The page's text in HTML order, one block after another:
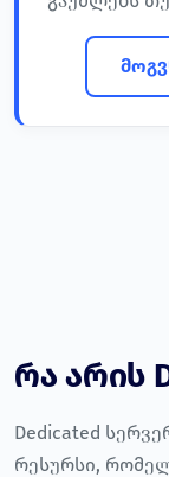
რა არის
Dedicated
რესურსი,